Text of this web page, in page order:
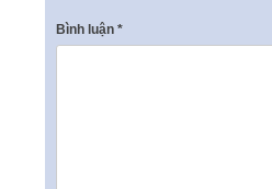
Bình luận *